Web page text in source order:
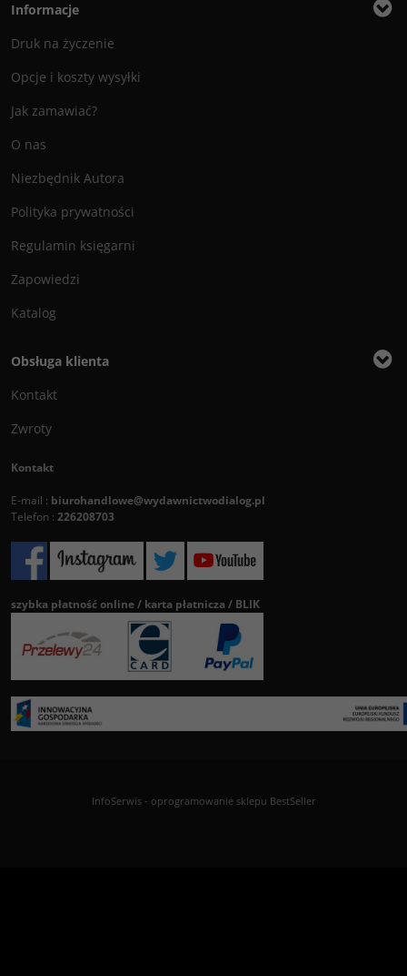
Informacje
Druk na życzenie
Opcje i koszty wysyłki
Jak zamawiać?
O nas
Niezbędnik Autora
Polityka prywatności
Regulamin księgarni
Zapowiedzi
Katalog
Obsługa klienta
Kontakt
Zwroty
Kontakt
E-mail : biurohandlowe@wydawnictwodialog.pl
Telefon : 226208703
szybka płatność online / karta płatnicza / BLIK
InfoSerwis- oprogramowanie sklepu BestSeller